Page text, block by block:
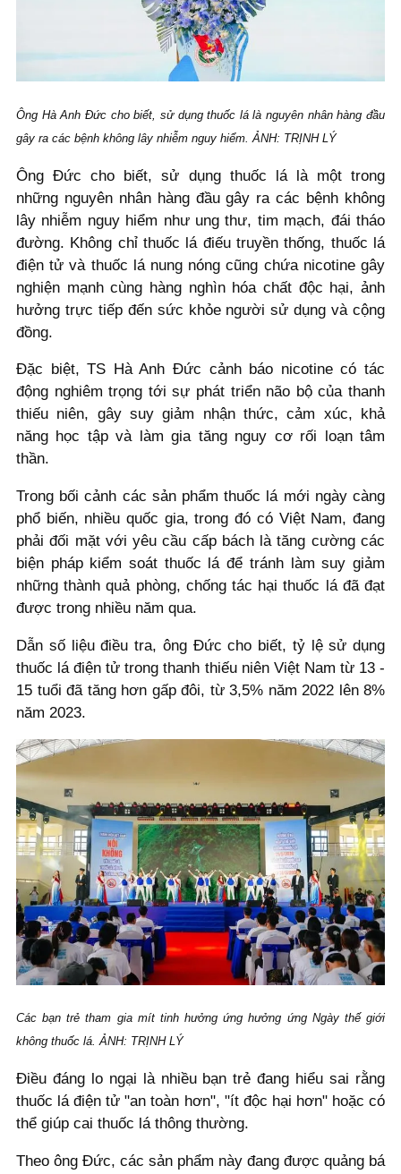
Ông Hà Anh Đức cho biết, sử dụng thuốc lá là nguyên nhân hàng đầu
gây ra các bệnh không lây nhiễm nguy hiểm. ẢNH: TRỊNH LÝ
Ông Đức cho biết, sử dụng thuốc lá là một trong
những nguyên nhân hàng đầu gây ra các bệnh không
lây nhiễm nguy hiểm như ung thư, tim mạch, đái tháo
đường. Không chỉ thuốc lá điếu truyền thống, thuốc lá
điện tử và thuốc lá nung nóng cũng chứa nicotine gây
nghiện mạnh cùng hàng nghìn hóa chất độc hại, ảnh
hưởng trực tiếp đến sức khỏe người sử dụng và cộng
đồng.
Đặc biệt, TS Hà Anh Đức cảnh báo nicotine có tác
động nghiêm trọng tới sự phát triển não bộ của thanh
thiếu niên, gây suy giảm nhận thức, cảm xúc, khả
năng học tập và làm gia tăng nguy cơ rối loạn tâm
thần.
Trong bối cảnh các sản phẩm thuốc lá mới ngày càng
phổ biến, nhiều quốc gia, trong đó có Việt Nam, đang
phải đối mặt với yêu cầu cấp bách là tăng cường các
biện pháp kiểm soát thuốc lá để tránh làm suy giảm
những thành quả phòng, chống tác hại thuốc lá đã đạt
được trong nhiều năm qua.
Dẫn số liệu điều tra, ông Đức cho biết, tỷ lệ sử dụng
thuốc lá điện tử trong thanh thiếu niên Việt Nam từ 13 -
15 tuổi đã tăng hơn gấp đôi, từ 3,5% năm 2022 lên 8%
năm 2023.
Các bạn trẻ tham gia mít tinh hưởng ứng hưởng ứng Ngày thế giới
không thuốc lá. ẢNH: TRỊNH LÝ
Điều đáng lo ngại là nhiều bạn trẻ đang hiểu sai rằng
thuốc lá điện tử "an toàn hơn", "ít độc hại hơn" hoặc có
thể giúp cai thuốc lá thông thường.
Theo ông Đức, các sản phẩm này đang được quảng bá